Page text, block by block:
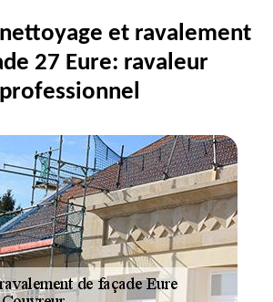
et ravalement
27 Eure: ravaleur
professionnel